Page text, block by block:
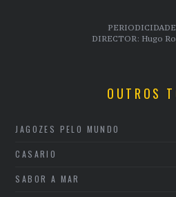
DIRECTOR: Hugo
OUTROS
JAGOZES PELO MUNDO
CASARIO
SABOR A MAR